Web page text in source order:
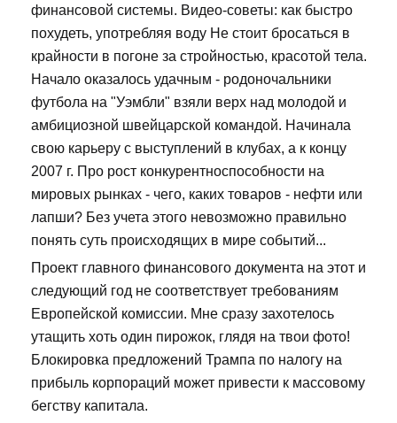
финансовой системы. Видео-советы: как быстро
похудеть, употребляя воду Не стоит бросаться в
крайности в погоне за стройностью, красотой тела.
Начало оказалось удачным - родоночальники
футбола на "Уэмбли" взяли верх над молодой и
амбициозной швейцарской командой. Начинала
свою карьеру с выступлений в клубах, а к концу
2007 г. Про рост конкурентноспособности на
мировых рынках - чего, каких товаров - нефти или
лапши? Без учета этого невозможно правильно
понять суть происходящих в мире событий...
Проект главного финансового документа на этот и
следующий год не соответствует требованиям
Европейской комиссии. Мне сразу захотелось
утащить хоть один пирожок, глядя на твои фото!
Блокировка предложений Трампа по налогу на
прибыль корпораций может привести к массовому
бегству капитала.